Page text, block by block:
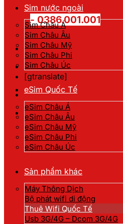
Hotline đặt hàng
- 0386.001.001
[gtranslate]
Sim nước ngoài
Sim Châu Á
Sim Châu Âu
Sim Châu Mỹ
Sim Châu Phi
Sim Châu Úc
eSim Quốc Tế
eSim Châu Á
eSim Châu Âu
eSim Châu Mỹ
eSim Châu Phi
eSim Châu Úc
Sản phẩm khác
Máy Thông Dịch
Bộ phát wifi di động
Thuê Wifi Quốc Tế
Usb 3G/4G – Dcom 3G/4G